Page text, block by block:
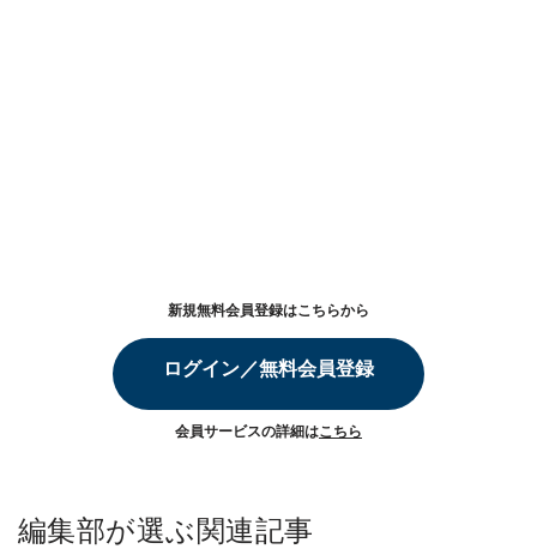
新規無料会員登録はこちらから
ログイン／無料会員登録
会員サービスの詳細はこちら
編集部が選ぶ関連記事